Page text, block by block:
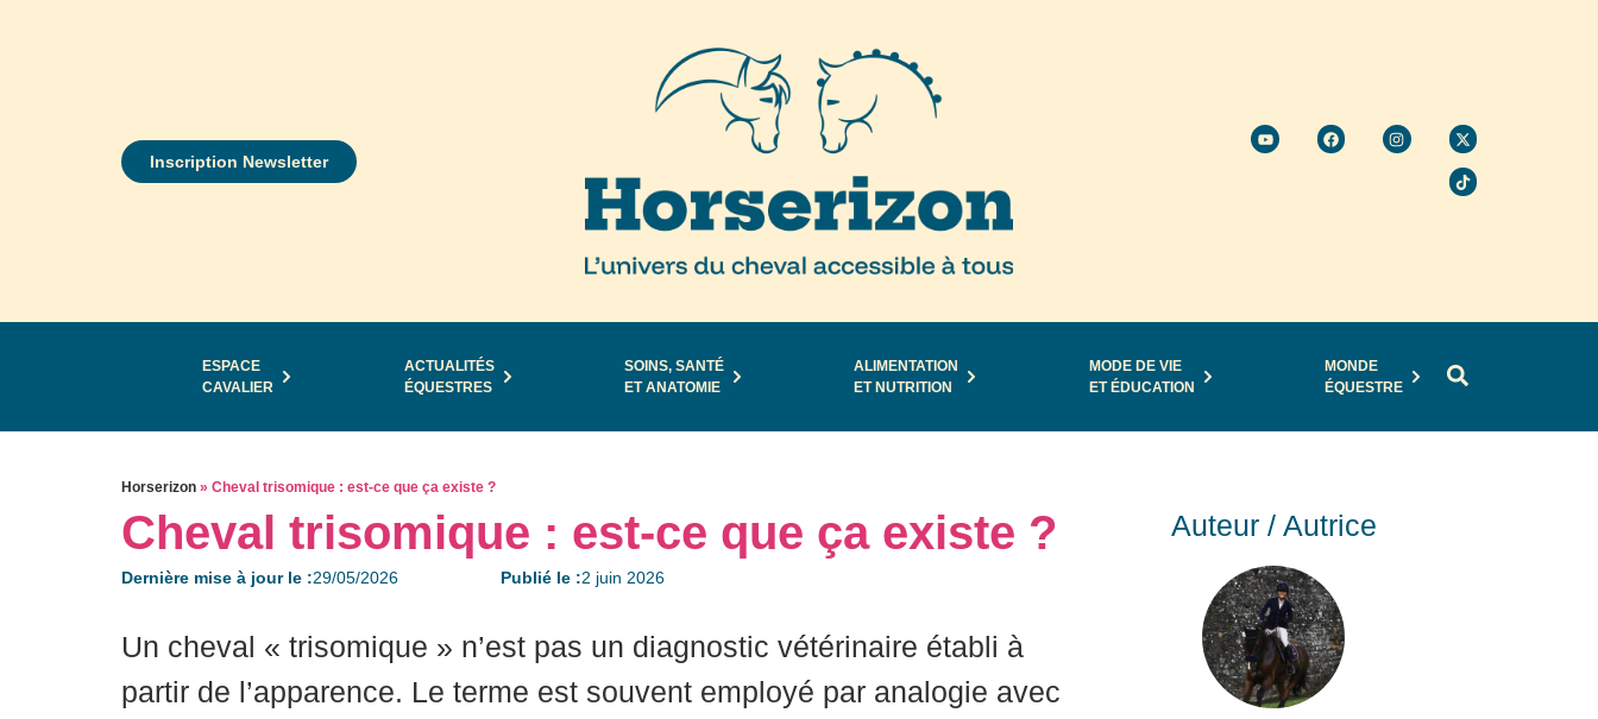
Inscription Newsletter
ESPACE
CAVALIER
ACTUALITÉS
ÉQUESTRES
SOINS, SANTÉ
ET ANATOMIE
ALIMENTATION
ET NUTRITION
MODE DE VIE
ET ÉDUCATION
MONDE
ÉQUESTRE
Horserizon » Cheval trisomique : est-ce que ça existe ?
Cheval trisomique : est-ce que ça existe ?
Dernière mise à jour le :29/05/2026 Publié le :2 juin 2026
Un cheval « trisomique » n’est pas un diagnostic vétérinaire établi à
partir de l’apparence. Le terme est souvent employé par analogie avec
Auteur / Autrice